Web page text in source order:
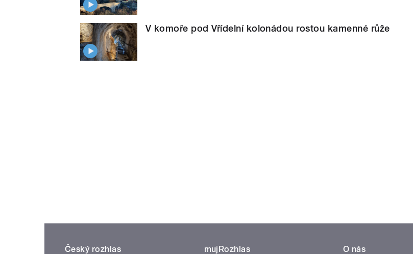
V komoře pod Vřídelní kolonádou rostou kamenné růže
Český rozhlas mujRozhlas O nás